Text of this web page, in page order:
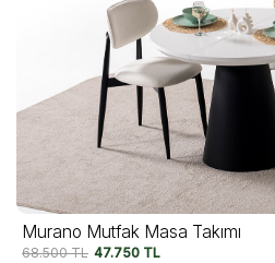
Murano Mutfak Masa Takımı
68.500TL 47.750 TL